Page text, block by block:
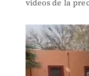
videos de la